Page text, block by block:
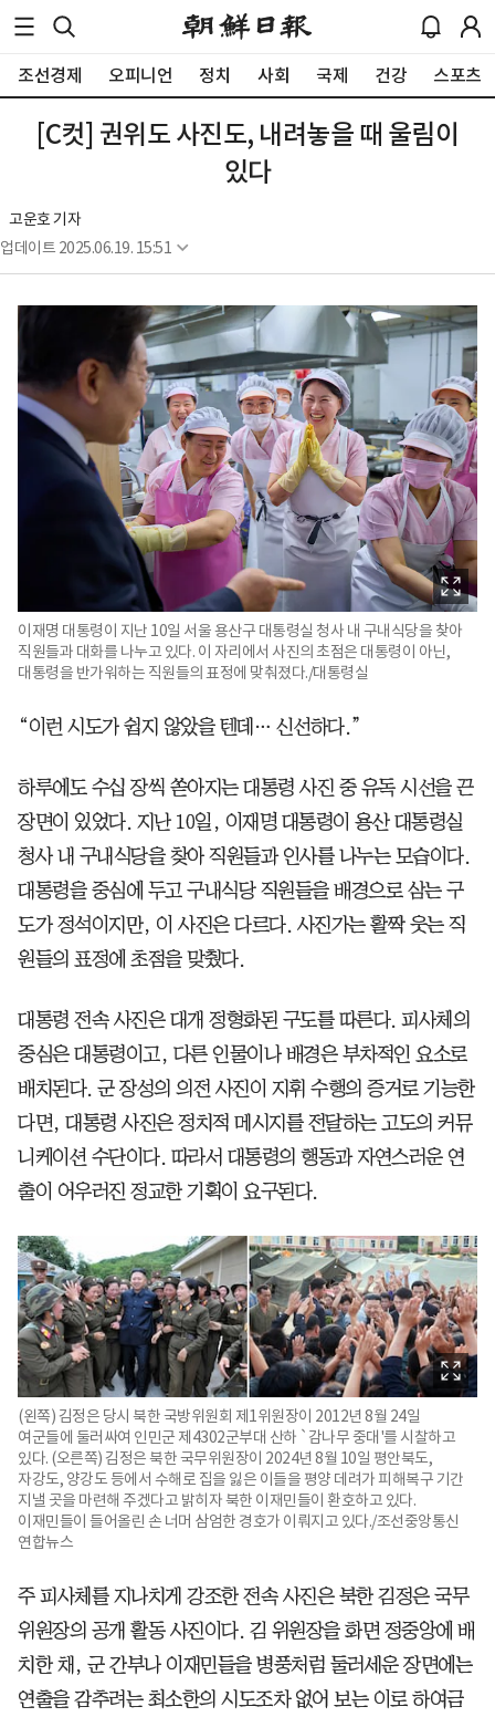
조선경제 오피니언 정치 사회 국제 건강 스포츠
[C컷] 권위도 사진도, 내려놓을 때 울림이
있다
고운호 기자
업데이트 2025.06.19. 15:51
이재명 대통령이 지난 10일 서울 용산구 대통령실 청사 내 구내식당을 찾아
직원들과 대화를 나누고 있다. 이 자리에서 사진의 초점은 대통령이 아닌,
대통령을 반가워하는 직원들의 표정에 맞춰졌다./대통령실
“이런 시도가 쉽지 않았을 텐데… 신선하다.”
하루에도 수십 장씩 쏟아지는 대통령 사진 중 유독 시선을 끈
장면이 있었다. 지난 10일, 이재명 대통령이 용산 대통령실
청사 내 구내식당을 찾아 직원들과 인사를 나누는 모습이다.
대통령을 중심에 두고 구내식당 직원들을 배경으로 삼는 구
도가 정석이지만, 이 사진은 다르다. 사진가는 활짝 웃는 직
원들의 표정에 초점을 맞췄다.
대통령 전속 사진은 대개 정형화된 구도를 따른다. 피사체의
중심은 대통령이고, 다른 인물이나 배경은 부차적인 요소로
배치된다. 군 장성의 의전 사진이 지휘 수행의 증거로 기능한
다면, 대통령 사진은 정치적 메시지를 전달하는 고도의 커뮤
니케이션 수단이다. 따라서 대통령의 행동과 자연스러운 연
출이 어우러진 정교한 기획이 요구된다.
(왼쪽) 김정은 당시 북한 국방위원회 제1위원장이 2012년 8월 24일
여군들에 둘러싸여 인민군 제4302군부대 산하 `감나무 중대'를 시찰하고
있다. (오른쪽) 김정은 북한 국무위원장이 2024년 8월 10일 평안북도,
자강도, 양강도 등에서 수해로 집을 잃은 이들을 평양 데려가 피해복구 기간
지낼 곳을 마련해 주겠다고 밝히자 북한 이재민들이 환호하고 있다.
이재민들이 들어올린 손 너머 삼엄한 경호가 이뤄지고 있다./조선중앙통신
연합뉴스
주 피사체를 지나치게 강조한 전속 사진은 북한 김정은 국무
위원장의 공개 활동 사진이다. 김 위원장을 화면 정중앙에 배
치한 채, 군 간부나 이재민들을 병풍처럼 둘러세운 장면에는
연출을 감추려는 최소한의 시도조차 없어 보는 이로 하여금